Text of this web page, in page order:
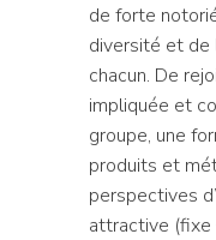
de forte
diversité et de
chacun. De
impliquée et
groupe, une
produits et
perspectives
attractive (fixe